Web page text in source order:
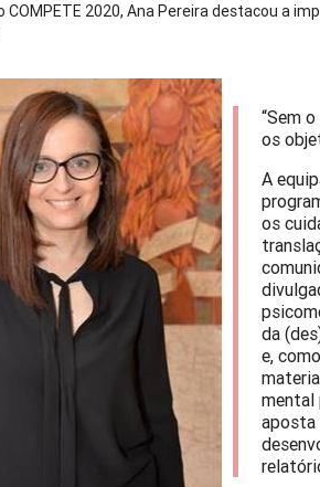
COMPETE 2020, Ana Pereira destacou a
“Sem
os
A
os
da
e,
mental
aposta